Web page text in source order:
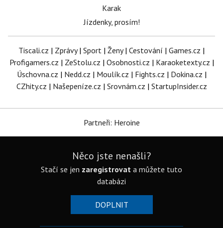
Karak
Jízdenky, prosím!
Tiscali.cz | Zprávy| Sport | Ženy| Cestování | Games.cz |
Profigamers.cz | ZeStolu.cz | Osobnosti.cz | Karaoketexty.cz |
Úschovna.cz | Nedd.cz | Moulík.cz | Fights.cz | Dokina.cz |
CZhity.cz | Našepeníze.cz | Srovnám.cz | StartupInsider.cz
Partneři: Heroine
Něco jste nenašli?
Stačí se jen zaregistrovat a můžete tuto
databázi
DOPLNIT